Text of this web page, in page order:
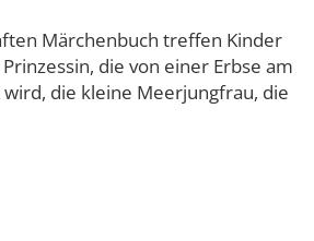
Märchenbuch treffen Kinder
die von einer Erbse am
die kleine Meerjungfrau, die